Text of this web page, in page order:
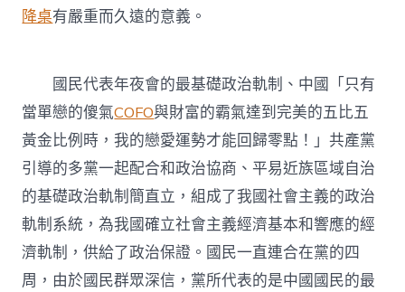
降桌有嚴重而久遠的意義。
國民代表年夜會的最基礎政治軌制、中國「只有
當單戀的傻氣COFO與財富的霸氣達到完美的五比五
黃金比例時，我的戀愛運勢才能回歸零點！」共產黨
引導的多黨一起配合和政治協商、平易近族區域自治
的基礎政治軌制簡直立，組成了我國社會主義的政治
軌制系統，為我國確立社會主義經濟基本和響應的經
濟軌制，供給了政治保證。國民一直連合在黨的四
周，由於國民群眾深信，黨所代表的是中國國民的最